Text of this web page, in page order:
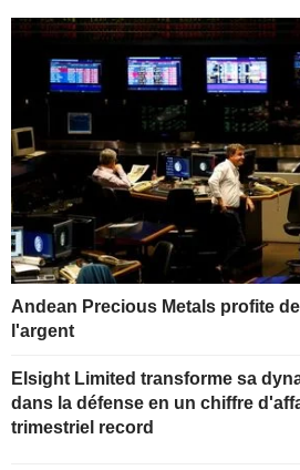
Andean Precious Metals profite
l'argent
Elsight Limited transforme sa
dans la défense en un chiffre
trimestriel record